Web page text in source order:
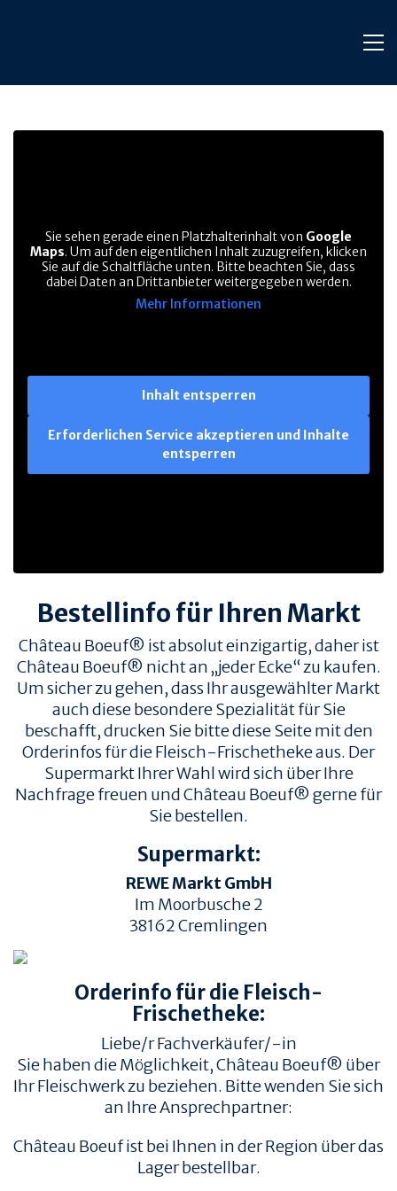
Sie sehen gerade einen Platzhalterinhalt von Google
Maps. Um auf den eigentlichen Inhalt zuzugreifen, klicken
Sie auf die Schaltfläche unten. Bitte beachten Sie, dass
dabei Daten an Drittanbieter weitergegeben werden.
Mehr Informationen
Inhalt entsperren
Erforderlichen Service akzeptieren und Inhalte
entsperren
Bestellinfo für Ihren Markt
Château Boeuf® ist absolut einzigartig, daher ist
Château Boeuf® nicht an „jeder Ecke“ zu kaufen.
Um sicher zu gehen, dass Ihr ausgewählter Markt
auch diese besondere Spezialität für Sie
beschafft, drucken Sie bitte diese Seite mit den
Orderinfos für die Fleisch-Frischetheke aus. Der
Supermarkt Ihrer Wahl wird sich über Ihre
Nachfrage freuen und Château Boeuf® gerne für
Sie bestellen.
Supermarkt:
REWE Markt GmbH
Im Moorbusche 2
38162Cremlingen
Orderinfo für die Fleisch-
Frischetheke:
Liebe/r Fachverkäufer/-in
Sie haben die Möglichkeit, Château Boeuf® über
Ihr Fleischwerk zu beziehen. Bitte wenden Sie sich
an Ihre Ansprechpartner:
Château Boeuf ist bei Ihnen in der Region über das
Lager bestellbar.
TIERWOHL &
HERKUNFT & HALTUNG
RINDERRASSEN
ZERTIFIZIERUNGEN
QUALITÄT &
RÜCKVERFOLGBARKEIT
ZUSCHNITTE
REZEPTE
REZEPTE
EMPFOHLENE SEITEN
INFORMATION